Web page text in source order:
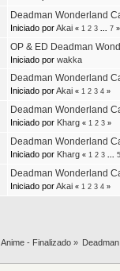
Deadman Wonderland
Iniciado porAkai « 1 2 3 7 »
OP & ED Deadman
Iniciado por wakka
Deadman Wonderland
Iniciado porAkai « 1 2 3 4 »
Deadman Wonderland
Iniciado por Kharg « 1 2 3 »
Deadman Wonderland
Iniciado por Kharg « 1 2 3 5
Deadman Wonderland
Iniciado porAkai « 1 2 3 4 »
Anime - Finalizado»